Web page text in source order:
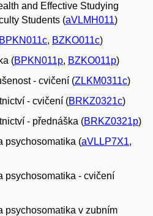
and Effective Studying
Students (aVLMH011)
BPKN011c, BZKO011c)
(BPKN011p, BZKO011p)
- cvičení (ZLKM0311c)
- cvičení (BRKZ0321c)
- přednáška (BRKZ0321p)
psychosomatika (aVLLP7X1,
psychosomatika - cvičení
psychosomatika v zubním